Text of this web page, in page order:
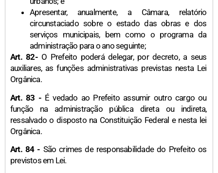
Apresentar, anualmente, a Câmara, relatório
circunstaciado sobre o estado das obras e dos
serviços municipais, bem como o programa da
administração para o ano seguinte;
Art. 82-O Prefeito poderá delegar, por decreto, a seus
auxiliares, as funções administrativas previstas nesta Lei
Orgânica.
Art. 83 -É vedado ao Prefeito assumir outro cargo ou
função na administração pública direta ou indireta,
ressalvado o disposto na Constituição Federal e nesta lei
Orgânica.
Art. 84 - São crimes de responsabilidade do Prefeito os
previstos em Lei.